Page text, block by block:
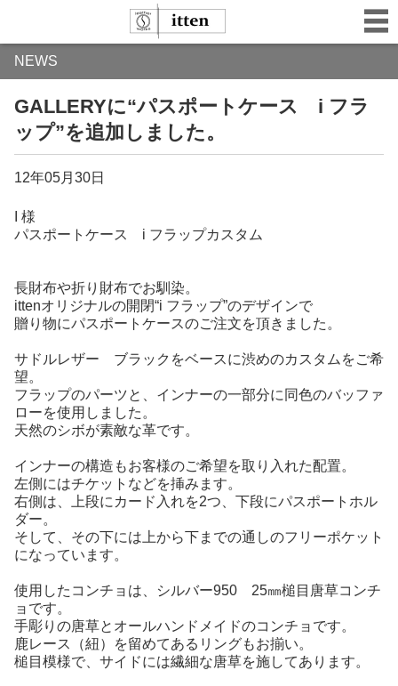
NEWS
GALLERYに“パスポートケース i フラ
ップ”を追加しました。
12年05月30日
I 様
パスポートケース i フラップカスタム
長財布や折り財布でお馴染。
ittenオリジナルの開閉“i フラップ”のデザインで
贈り物にパスポートケースのご注文を頂きました。
サドルレザー ブラックをベースに渋めのカスタムをご希
望。
フラップのパーツと、インナーの一部分に同色のバッファ
ローを使用しました。
天然のシボが素敵な革です。
インナーの構造もお客様のご希望を取り入れた配置。
左側にはチケットなどを挿みます。
右側は、上段にカード入れを2つ、下段にパスポートホル
ダー。
そして、その下には上から下までの通しのフリーポケット
になっています。
使用したコンチョは、シルバー950 25㎜槌目唐草コンチ
ョです。
手彫りの唐草とオールハンドメイドのコンチョです。
鹿レース（紐）を留めてあるリングもお揃い。
槌目模様で、サイドには繊細な唐草を施してあります。